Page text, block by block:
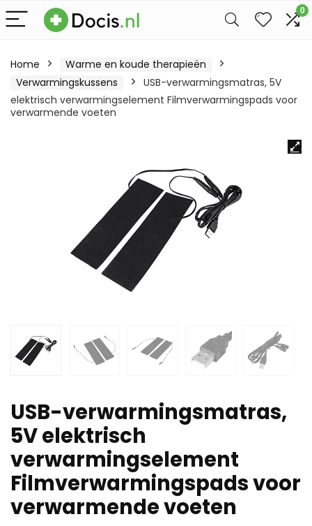
0
Home
Warme en koude therapieën
Verwarmingskussens
USB-verwarmingsmatras, 5V
elektrisch verwarmingselement Filmverwarmingspads voor
verwarmende voeten
USB-verwarmingsmatras,
5V elektrisch
verwarmingselement
Filmverwarmingspads voor
verwarmende voeten